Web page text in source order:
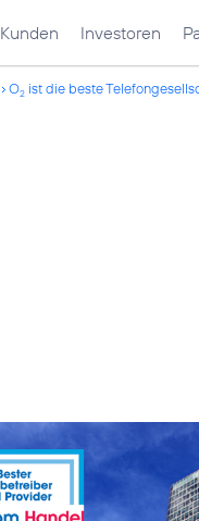
Kunden Investoren
O2 ist die beste